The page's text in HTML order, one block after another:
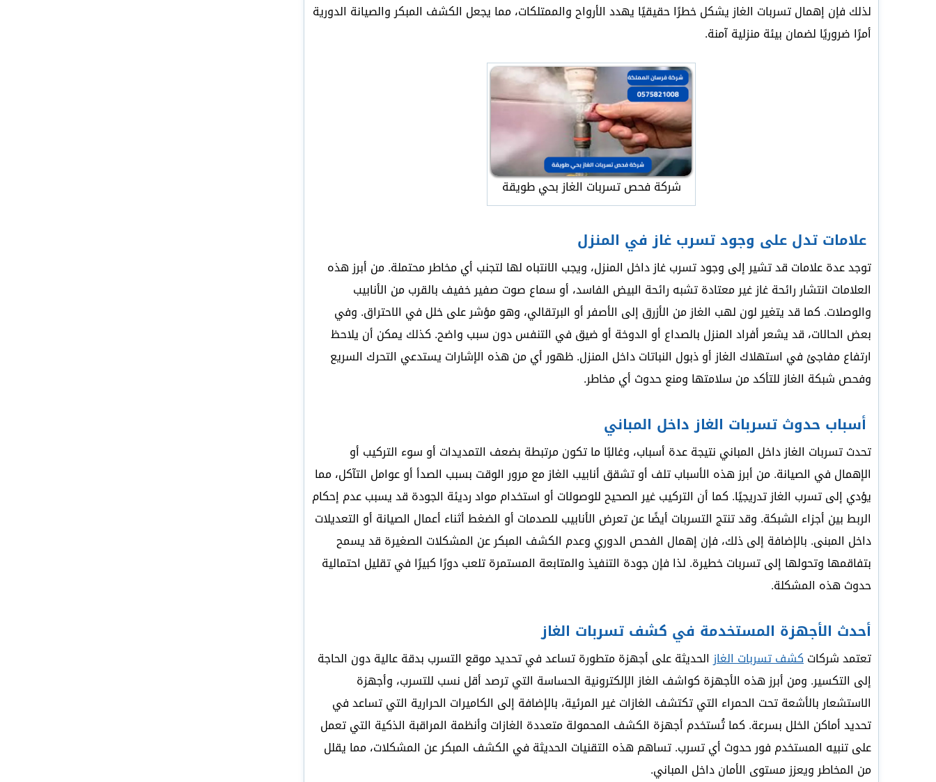
لذلك فإن إهمال تسربات الغاز يشكل خطرًا حقيقيًا يهدد الأرواح والممتلكات، مما يجعل الكشف المبكر والصيانة الدورية
أمرًا ضروريًا لضمان بيئة منزلية آمنة.
شركة فحص تسربات الغاز بحي طويقة
علامات تدل على وجود تسرب غاز في المنزل
توجد عدة علامات قد تشير إلى وجود تسرب غاز داخل المنزل، ويجب الانتباه لها لتجنب أي مخاطر محتملة. من أبرز هذه
العلامات انتشار رائحة غاز غير معتادة تشبه رائحة البيض الفاسد، أو سماع صوت صفير خفيف بالقرب من الأنابيب
والوصلات. كما قد يتغير لون لهب الغاز من الأزرق إلى الأصفر أو البرتقالي، وهو مؤشر على خلل في الاحتراق. وفي
بعض الحالات، قد يشعر أفراد المنزل بالصداع أو الدوخة أو ضيق في التنفس دون سبب واضح. كذلك يمكن أن يلاحظ
ارتفاع مفاجئ في استهلاك الغاز أو ذبول النباتات داخل المنزل. ظهور أي من هذه الإشارات يستدعي التحرك السريع
وفحص شبكة الغاز للتأكد من سلامتها ومنع حدوث أي مخاطر.
أسباب حدوث تسربات الغاز داخل المباني
تحدث تسربات الغاز داخل المباني نتيجة عدة أسباب، وغالبًا ما تكون مرتبطة بضعف التمديدات أو سوء التركيب أو
الإهمال في الصيانة. من أبرز هذه الأسباب تلف أو تشقق أنابيب الغاز مع مرور الوقت بسبب الصدأ أو عوامل التآكل، مما
يؤدي إلى تسرب الغاز تدريجيًا. كما أن التركيب غير الصحيح للوصولات أو استخدام مواد رديئة الجودة قد يسبب عدم إحكام
الربط بين أجزاء الشبكة. وقد تنتج التسربات أيضًا عن تعرض الأنابيب للصدمات أو الضغط أثناء أعمال الصيانة أو التعديلات
داخل المبنى. بالإضافة إلى ذلك، فإن إهمال الفحص الدوري وعدم الكشف المبكر عن المشكلات الصغيرة قد يسمح
بتفاقمها وتحولها إلى تسربات خطيرة. لذا فإن جودة التنفيذ والمتابعة المستمرة تلعب دورًا كبيرًا في تقليل احتمالية
حدوث هذه المشكلة.
أحدث الأجهزة المستخدمة في كشف تسربات الغاز
تعتمد شركاتكشف تسربات الغازالحديثة على أجهزة متطورة تساعد في تحديد موقع التسرب بدقة عالية دون الحاجة
إلى التكسير. ومن أبرز هذه الأجهزة كواشف الغاز الإلكترونية الحساسة التي ترصد أقل نسب للتسرب، وأجهزة
الاستشعار بالأشعة تحت الحمراء التي تكتشف الغازات غير المرئية، بالإضافة إلى الكاميرات الحرارية التي تساعد في
تحديد أماكن الخلل بسرعة. كما تُستخدم أجهزة الكشف المحمولة متعددة الغازات وأنظمة المراقبة الذكية التي تعمل
على تنبيه المستخدم فور حدوث أي تسرب. تساهم هذه التقنيات الحديثة في الكشف المبكر عن المشكلات، مما يقلل
من المخاطر ويعزز مستوى الأمان داخل المباني.